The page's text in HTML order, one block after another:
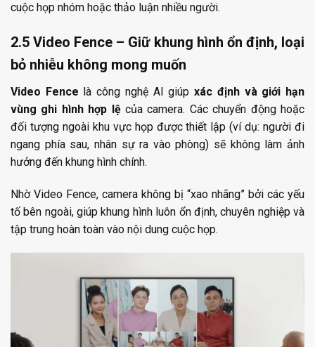
cuộc họp nhóm hoặc thảo luận nhiều người.
2.5 Video Fence – Giữ khung hình ổn định, loại
bỏ nhiễu không mong muốn
Video Fence là công nghệ AI giúpxác định và giới hạn
vùng ghi hình hợp lệcủa camera. Các chuyển động hoặc
đối tượng ngoài khu vực họp được thiết lập (ví dụ: người đi
ngang phía sau, nhân sự ra vào phòng) sẽ không làm ảnh
hưởng đến khung hình chính.
Nhờ Video Fence, camera không bị “xao nhãng” bởi các yếu
tố bên ngoài, giúp khung hình luôn ổn định, chuyên nghiệp và
tập trung hoàn toàn vào nội dung cuộc họp.